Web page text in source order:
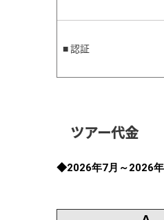
■ 認証
ツアー代金
◆2026年7月～2026年